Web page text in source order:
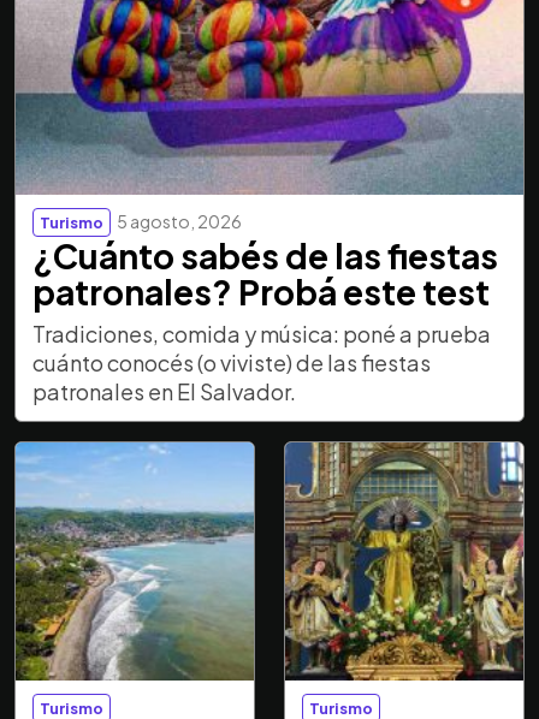
Turismo 5 agosto, 2026
¿Cuánto sabés de las fiestas
patronales? Probá este test
Tradiciones, comida y música: poné a prueba
cuánto conocés (o viviste) de las fiestas
patronales en El Salvador.
Turismo Turismo